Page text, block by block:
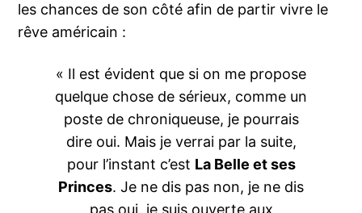
les chances de son côté afin de partir vivre le
rêve américain :
« Il est évident que si on me propose
quelque chose de sérieux, comme un
poste de chroniqueuse, je pourrais
dire oui. Mais je verrai par la suite,
pour l’instant c’est La Belle et ses
Princes. Je ne dis pas non, je ne dis
pas oui, je suis ouverte aux